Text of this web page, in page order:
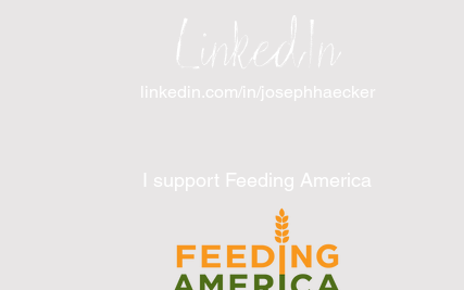
linkedin.com/in/josephhaecker
LinkedIn
I support Feeding America